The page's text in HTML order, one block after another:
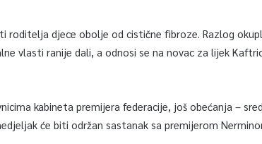
roditelja djece obolje od cistične fibroze. Razlog
vlasti ranije dali, a odnosi se na novac za lijek
kabineta premijera federacije, još obećanja –
će biti održan sastanak sa premijerom